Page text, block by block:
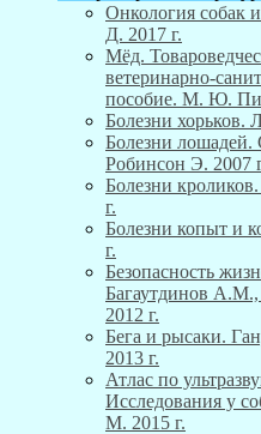
Онкология собак
Д. 2017 г.
Мёд.
ветеринарно-
пособие. М. Ю.
Болезни хорьков.
Болезни лошадей.
Робинсон Э. 2007
Болезни
г.
Болезни копыт и
г.
Безопасность
Багаутдинов
2012 г.
Бега и рысаки.
2013 г.
Атлас по
Исследования у
М. 2015 г.